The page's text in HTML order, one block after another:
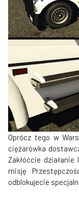
Oprócz tego w
ciężarówka
Zakłóćcie
misję
odblokujecie